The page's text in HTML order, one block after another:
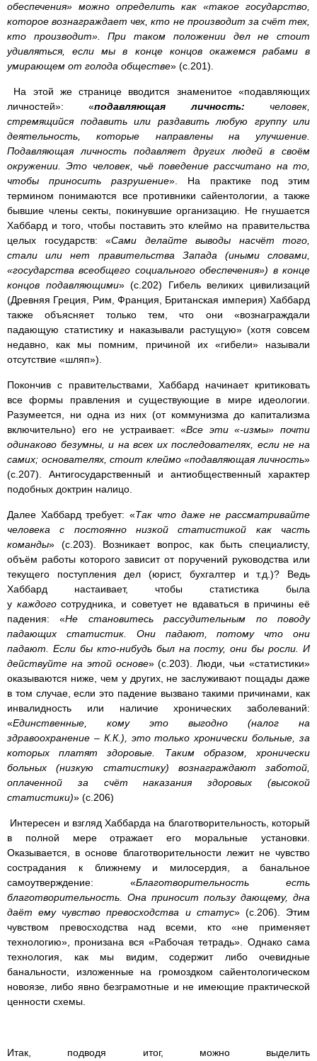
обеспечения» можно определить как «такое государство,
которое вознаграждает чех, кто не производит за счёт тех,
кто производит». При таком положении дел не стоит
удивляться, если мы в конце концов окажемся рабами в
умирающем от голода обществе» (с.201).
На этой же странице вводится знаменитое «подавляющих
личностей»: «подавляющая личность: человек,
стремящийся подавить или раздавить любую группу или
деятельность, которые направлены на улучшение.
Подавляющая личность подавляет других людей в своём
окружении. Это человек, чьё поведение рассчитано на то,
чтобы приносить разрушение». На практике под этим
термином понимаются все противники сайентологии, а также
бывшие члены секты, покинувшие организацию. Не гнушается
Хаббард и того, чтобы поставить это клеймо на правительства
целых государств: «Сами делайте выводы насчёт того,
стали или нет правительства Запада (иными словами,
«государства всеобщего социального обеспечения») в конце
концов подавляющими» (с.202) Гибель великих цивилизаций
(Древняя Греция, Рим, Франция, Британская империя) Хаббард
также объясняет только тем, что они «вознаграждали
падающую статистику и наказывали растущую» (хотя совсем
недавно, как мы помним, причиной их «гибели» называли
отсутствие «шляп»).
Покончив с правительствами, Хаббард начинает критиковать
все формы правления и существующие в мире идеологии.
Разумеется, ни одна из них (от коммунизма до капитализма
включительно) его не устраивает: «Все эти «-измы» почти
одинаково безумны, и на всех их последователях, если не на
самих; основателях, стоит клеймо «подавляющая личность»
(с.207). Антигосударственный и антиобщественный характер
подобных доктрин налицо.
Далее Хаббард требует: «Так что даже не рассматривайте
человека с постоянно низкой статистикой как часть
команды» (с.203). Возникает вопрос, как быть специалисту,
объём работы которого зависит от поручений руководства или
текущего поступления дел (юрист, бухгалтер и т.д.)? Ведь
Хаббард настаивает, чтобы статистика была
у каждогосотрудника, и советует не вдаваться в причины её
падения: «Не становитесь рассудительным по поводу
падающих статистик. Они падают, потому что они
падают. Если бы кто-нибудь был на посту, они бы росли. И
действуйте на этой основе» (с.203). Люди, чьи «статистики»
оказываются ниже, чем у других, не заслуживают пощады даже
в том случае, если это падение вызвано такими причинами, как
инвалидность или наличие хронических заболеваний:
«Единственные, кому это выгодно (налог на
здравоохранение – К.К.), это только хро­нически больные, за
которых платят здоровые. Таким образом, хронически
больных (низкую статистику) возна­граждают заботой,
оплаченной за счёт наказания здоровых (высокой
статистики)» (с.206)
Интересен и взгляд Хаббарда на благотворительность, который
в полной мере отражает его моральные установки.
Оказывается, в основе благотворительности лежит не чувство
сострадания к ближнему и милосердия, а банальное
самоутверждение: «Благотворительность есть
благотворительность. Она при­носит пользу дающему, дна
даёт ему чувство превосходства и статус» (с.206). Этим
чувством превосходства над всеми, кто «не применяет
технологию», пронизана вся «Рабочая тетрадь». Однако сама
технология, как мы видим, содержит либо очевидные
банальности, изложенные на громоздком сайентологическом
новоязе, либо явно безграмотные и не имеющие практической
ценности схемы.
Итак, подводя итог, можно выделить